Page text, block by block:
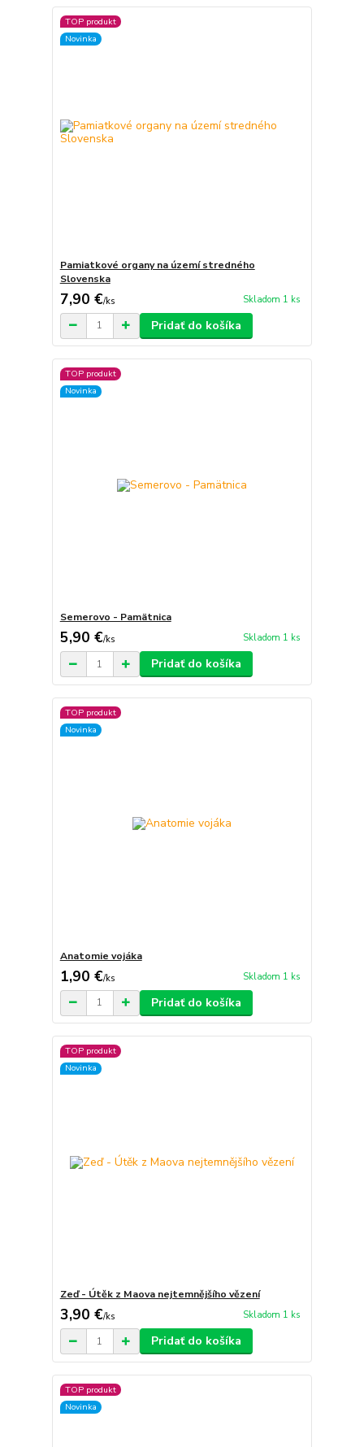
TOP produkt
Novinka
Pamiatkové organy na území stredného
Slovenska
7,90 €/ks Skladom 1 ks
Pridať do košíka
TOP produkt
Novinka
Semerovo - Pamätnica
5,90 €/ks Skladom 1 ks
Pridať do košíka
TOP produkt
Novinka
Anatomie vojáka
1,90 €/ks Skladom 1 ks
Pridať do košíka
TOP produkt
Novinka
Zeď - Útěk z Maova nejtemnějšího vězení
3,90 €/ks Skladom 1 ks
Pridať do košíka
TOP produkt
Novinka